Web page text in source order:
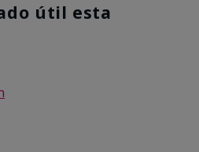
útil esta